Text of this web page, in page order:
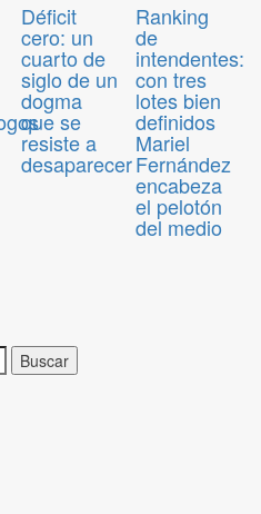
Déficit
cero: un
cuarto de
siglo de un
dogma
que se
resiste a
desaparecer
Ranking
de
intendentes:
con tres
lotes bien
definidos
Mariel
Fernández
encabeza
el pelotón
del medio